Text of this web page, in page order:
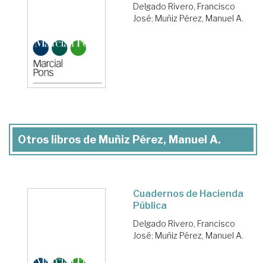
Delgado Rivero, Francisco
José; Muñiz Pérez, Manuel A.
Otros libros de Muñiz Pérez, Manuel A.
Cuadernos de Hacienda
Pública
Delgado Rivero, Francisco
José; Muñiz Pérez, Manuel A.